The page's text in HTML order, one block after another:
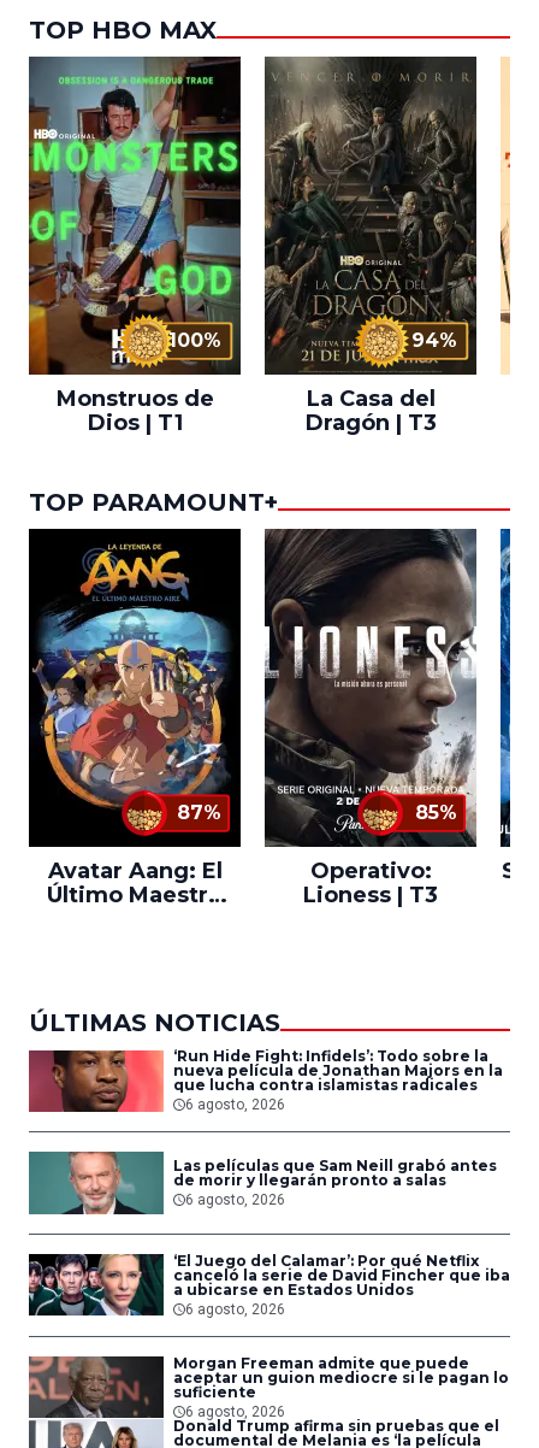
TOP HBO MAX
100%
Monstruos de
Dios | T1
94%
La Casa del
Dragón | T3
TOP PARAMOUNT+
87%
Avatar Aang: El
Último Maestro
85%
Operativo:
Lioness | T3
ÚLTIMAS NOTICIAS
‘Run Hide Fight: Infidels’: Todo sobre la
nueva película de Jonathan Majors en la
que lucha contra islamistas radicales
6 agosto, 2026
Las películas que Sam Neill grabó antes
de morir y llegarán pronto a salas
6 agosto, 2026
‘El Juego del Calamar’: Por qué Netflix
canceló la serie de David Fincher que iba
a ubicarse en Estados Unidos
6 agosto, 2026
Morgan Freeman admite que puede
aceptar un guion mediocre si le pagan lo
suficiente
6 agosto, 2026
Donald Trump afirma sin pruebas que el
documental de Melania es ‘la película